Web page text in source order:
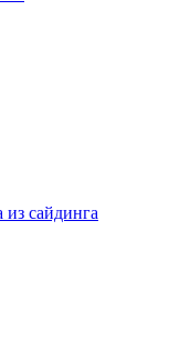
сайдинга